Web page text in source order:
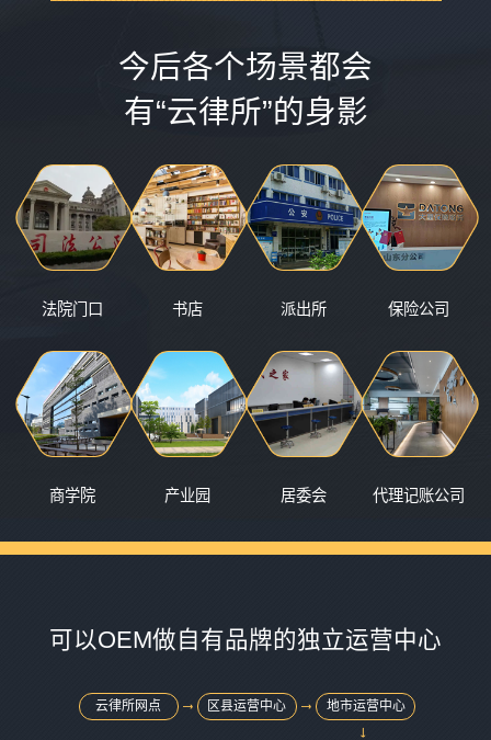
今后各个场景都会
有“云律所”的身影
法院门口 书店 派出所 保险公司
商学院 产业园 居委会 代理记账公司
可以OEM做自有品牌的独立运营中心
云律所网点 区县运营中心 地市运营中心